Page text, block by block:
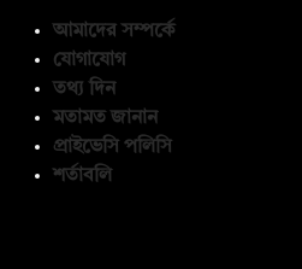
আমাদের সম্পর্কে
যোগাযোগ
তথ্য দিন
মতামত জানান
প্রাইভেসি পলিসি
শর্তাবলি